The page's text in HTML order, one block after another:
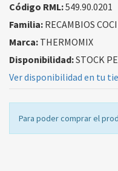
Código RML:549.90.0201
Familia: RECAMBIOS
Marca: THERMOMIX
Disponibilidad:STOCK
Ver disponibilidad en tu
Para poder comprar el